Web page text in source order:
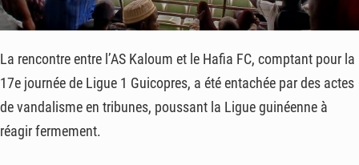
La rencontre entre l’AS Kaloum et le Hafia FC, comptant pour la
17e journée de Ligue 1 Guicopres, a été entachée par des actes
de vandalisme en tribunes, poussant la Ligue guinéenne à
réagir fermement.